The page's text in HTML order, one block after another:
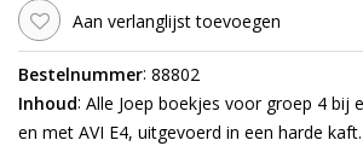
Aan verlanglijst toevoegen
Bestelnummer: 88802
Inhoud: Alle Joep boekjes voor groep 4 bij
en met AVI E4, uitgevoerd in een harde